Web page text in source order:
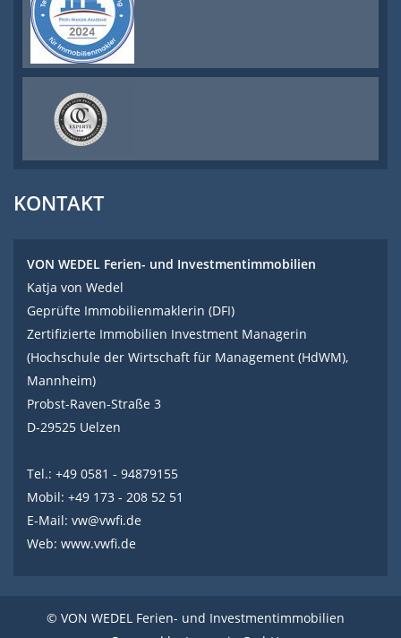
KONTAKT
VON WEDEL Ferien- und Investmentimmobilien
Katja von Wedel
Geprüfte Immobilienmaklerin (DFI)
Zertifizierte Immobilien Investment Managerin
(Hochschule der Wirtschaft für Management (HdWM),
Mannheim)
Probst-Raven-Straße 3
D-29525 Uelzen
Tel.: +49 0581 - 94879155
Mobil: +49 173 - 208 52 51
E-Mail: vw@vwfi.de
Web: www.vwfi.de
© VON WEDEL Ferien- und Investmentimmobilien